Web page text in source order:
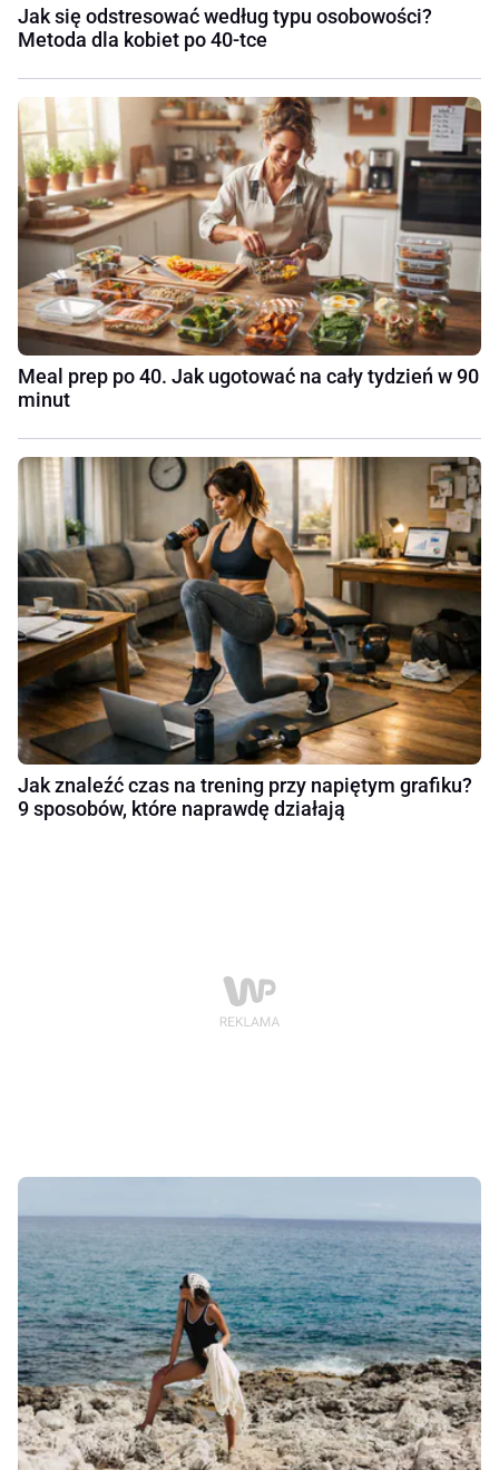
Jak się odstresować według typu osobowości?
Metoda dla kobiet po 40-tce
Meal prep po 40. Jak ugotować na cały tydzień w 90
minut
Jak znaleźć czas na trening przy napiętym grafiku?
9 sposobów, które naprawdę działają